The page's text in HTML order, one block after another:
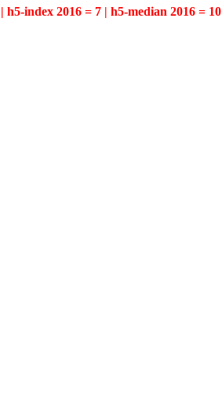
h5-index 2016 = 7 | h5-median 2016 = 10